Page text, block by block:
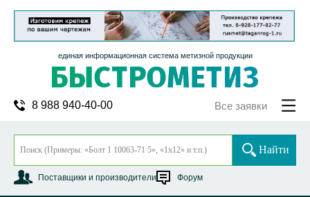
единая информационная система метизной продукции
8 988 940-40-00 Все заявки
Поставщики и производители Форум
Найти